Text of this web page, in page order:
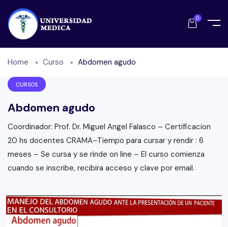
0
Home Curso Abdomen agudo
CURSOS
Abdomen agudo
Coordinador: Prof. Dr. Miguel Angel Falasco – Certificacion
20 hs docentes CRAMA–Tiempo para cursar y rendir : 6
meses – Se cursa y se rinde on line – El curso comienza
cuando se inscribe, recibira acceso y clave por email.